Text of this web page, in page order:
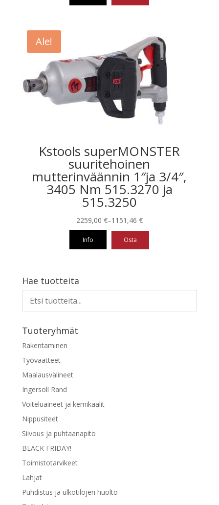
on
useampi
muunnelma.
tehdä
valinnat
tuotteen
Ale!
Kstools superMONSTER
suuritehoinen
mutterinväännin 1″ja 3/4″,
3405 Nm 515.3270 ja
515.3250
1151,46 €
–
2259,00 €Hintaluokka:
1151,46 €
Info Osta
on
useampi
muunnelma.
Voit
valinnat
tuotteen
Hae tuotteita
Tuoteryhmät
Rakentaminen
Työvaatteet
Maalausvälineet
Ingersoll Rand
Voiteluaineet ja kemikaalit
Nippusiteet
Siivous ja puhtaanapito
BLACK FRIDAY!
Toimistotarvikeet
Lahjat
Puhdistus ja ulkotilojen huolto